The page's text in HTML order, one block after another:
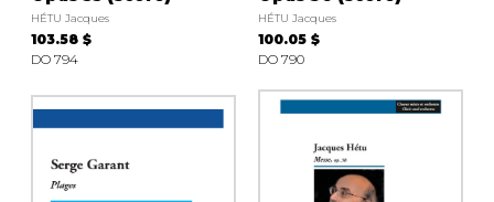
HÉTU Jacques
103.58 $
DO 794
HÉTU Jacques
100.05 $
DO 790